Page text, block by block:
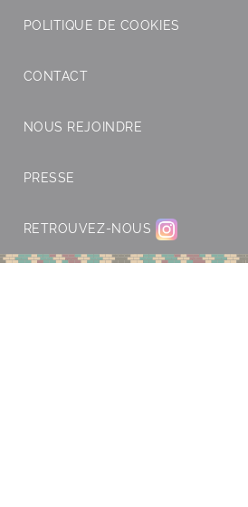
POLITIQUE DE COOKIES
CONTACT
NOUS REJOINDRE
PRESSE
RETROUVEZ-NOUS